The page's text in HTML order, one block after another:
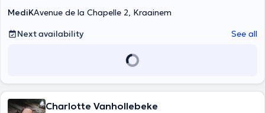
MediKAvenue de la Chapelle 2, Kraainem
Next availability
See all
Charlotte Vanhollebeke